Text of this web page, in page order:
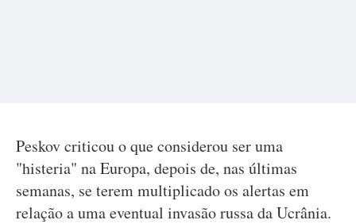
Peskov criticou o que considerou ser uma
"histeria" na Europa, depois de, nas últimas
semanas, se terem multiplicado os alertas em
relação a uma eventual invasão russa da Ucrânia.